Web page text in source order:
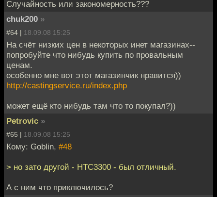
Случайность или закономерность???
chuk200 »
#64 | 18.09.08 15:25
На счёт низких цен в некоторых инет магазинах--
попробуйте что нибудь купить по провальным
ценам.
особенно мне вот этот магазинчик нравится))
http://castingservice.ru/index.php
может ещё кто нибудь там что то покупал?))
Petrovic »
#65 | 18.09.08 15:25
Кому: Goblin, #48
> но зато другой - НТС3300 - был отличный.
А с ним что приключилось?